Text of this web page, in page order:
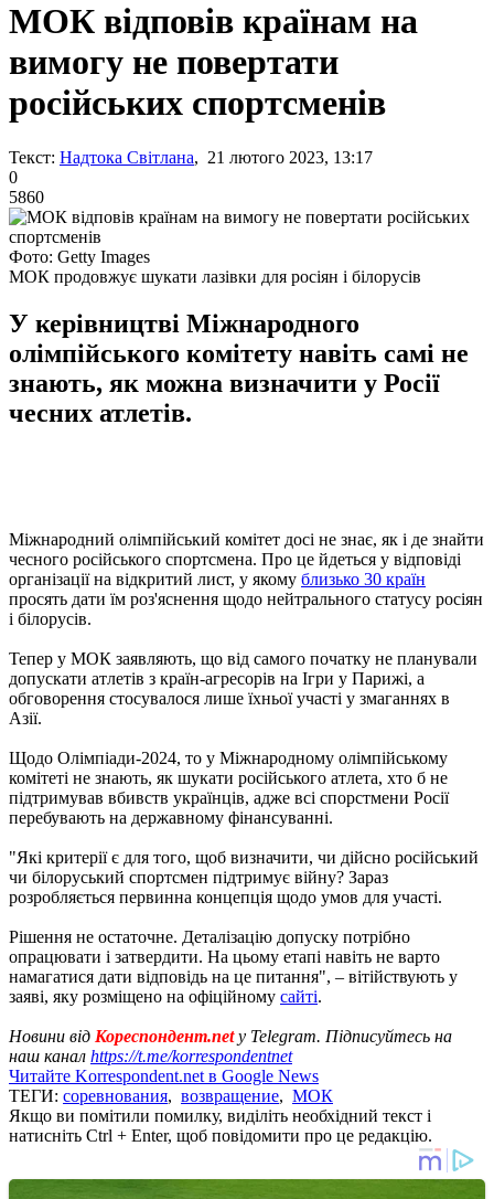
МОК відповів країнам на
вимогу не повертати
російських спортсменів
Текст: Надтока Світлана, 21 лютого 2023, 13:17
0
5860
Фото: Getty Images
МОК продовжує шукати лазівки для росіян і білорусів
У керівництві Міжнародного
олімпійського комітету навіть самі не
знають, як можна визначити у Росії
чесних атлетів.
Міжнародний олімпійський комітет досі не знає, як і де знайти
чесного російського спортсмена. Про це йдеться у відповіді
організації на відкритий лист, у якому близько 30 країн
просять дати їм роз'яснення щодо нейтрального статусу росіян
і білорусів.
Тепер у МОК заявляють, що від самого початку не планували
допускати атлетів з країн-агресорів на Ігри у Парижі, а
обговорення стосувалося лише їхньої участі у змаганнях в
Азії.
Щодо Олімпіади-2024, то у Міжнародному олімпійському
комітеті не знають, як шукати російського атлета, хто б не
підтримував вбивств українців, адже всі спорстмени Росії
перебувають на державному фінансуванні.
"Які критерії є для того, щоб визначити, чи дійсно російський
чи білоруський спортсмен підтримує війну? Зараз
розробляється первинна концепція щодо умов для участі.
Рішення не остаточне. Деталізацію допуску потрібно
опрацювати і затвердити. На цьому етапі навіть не варто
намагатися дати відповідь на це питання", – вітійствують у
заяві, яку розміщено на офіційному сайті.
Новини від Кореспондент.netу Telegram. Підписуйтесь на
наш канал https://t.me/korrespondentnet
Читайте Korrespondent.net в Google News
ТЕГИ: соревнования, возвращение, МОК
Якщо ви помітили помилку, виділіть необхідний текст і
натисніть Ctrl + Enter, щоб повідомити про це редакцію.